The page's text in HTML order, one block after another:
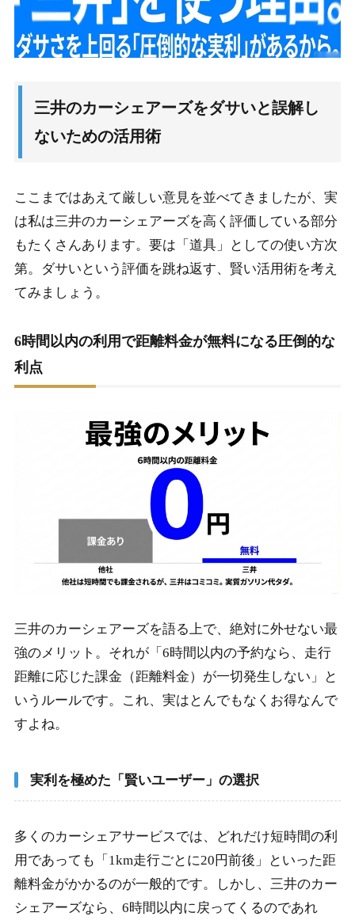
三井のカーシェアーズをダサいと誤解し
ないための活用術
ここまではあえて厳しい意見を並べてきましたが、実
は私は三井のカーシェアーズを高く評価している部分
もたくさんあります。要は「道具」としての使い方次
第。ダサいという評価を跳ね返す、賢い活用術を考え
てみましょう。
6時間以内の利用で距離料金が無料になる圧倒的な
利点
三井のカーシェアーズを語る上で、絶対に外せない最
強のメリット。それが「6時間以内の予約なら、走行
距離に応じた課金（距離料金）が一切発生しない」と
いうルールです。これ、実はとんでもなくお得なんで
すよね。
実利を極めた「賢いユーザー」の選択
多くのカーシェアサービスでは、どれだけ短時間の利
用であっても「1km走行ごとに20円前後」といった距
離料金がかかるのが一般的です。しかし、三井のカー
シェアーズなら、6時間以内に戻ってくるのであれ